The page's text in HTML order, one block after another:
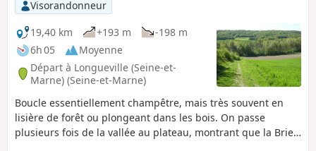
Visorandonneur
19,40 km
+193 m
-198 m
6h 05
Moyenne
Départ à Longueville (Seine-et-
Marne) (Seine-et-Marne)
Boucle essentiellement champêtre, mais très souvent en
lisière de forêt ou plongeant dans les bois. On passe
plusieurs fois de la vallée au plateau, montrant que la Brie